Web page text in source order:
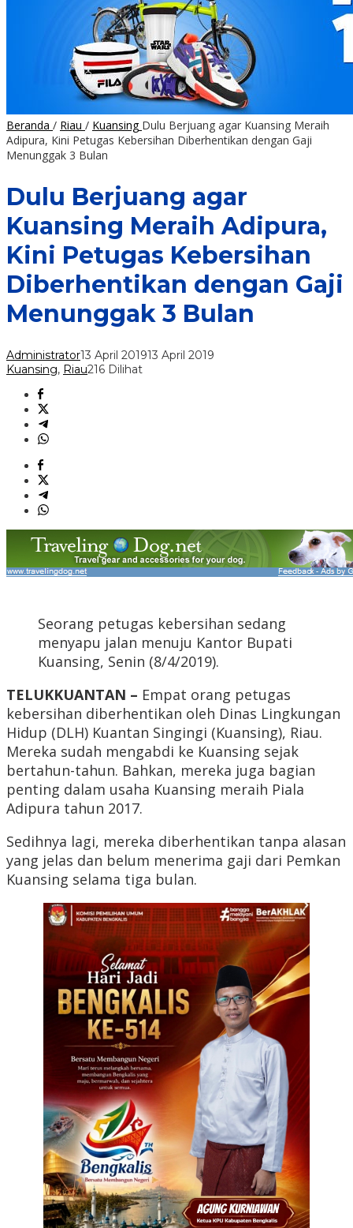
Beranda / Riau / Kuansing Dulu Berjuang agar Kuansing Meraih
Adipura, Kini Petugas Kebersihan Diberhentikan dengan Gaji
Menunggak 3 Bulan
Dulu Berjuang agar
Kuansing Meraih Adipura,
Kini Petugas Kebersihan
Diberhentikan dengan Gaji
Menunggak 3 Bulan
Administrator13 April 201913 April 2019
Kuansing, Riau216 Dilihat
Seorang petugas kebersihan sedang
menyapu jalan menuju Kantor Bupati
Kuansing, Senin (8/4/2019).
TELUKKUANTAN – Empat orang petugas
kebersihan diberhentikan oleh Dinas Lingkungan
Hidup (DLH) Kuantan Singingi (Kuansing), Riau.
Mereka sudah mengabdi ke Kuansing sejak
bertahun-tahun. Bahkan, mereka juga bagian
penting dalam usaha Kuansing meraih Piala
Adipura tahun 2017.
Sedihnya lagi, mereka diberhentikan tanpa alasan
yang jelas dan belum menerima gaji dari Pemkan
Kuansing selama tiga bulan.